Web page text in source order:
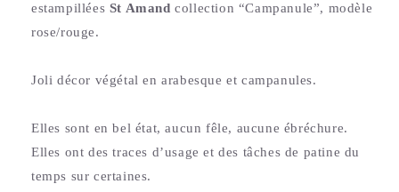
estampillées St Amand collection “Campanule”, modèle
rose/rouge.
Joli décor végétal en arabesque et campanules.
Elles sont en bel état, aucun fêle, aucune ébréchure.
Elles ont des traces d’usage et des tâches de patine du
temps sur certaines.